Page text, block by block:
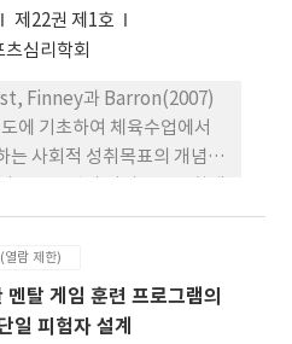
재능발달 측정의 타당성을
을 통해 논의했다.
에 미치는 성격특성의 영향
체활동 의도에 미치는 행동
은 남녀 학생일수록 신체활
것으로 나타났다.
제22권 제1호
츠심리학회
Finney과 Barron(2007)
에 기초하여 체육수업에서
는 사회적 성취목표의 개념적
본조사(N=844)에 참여하였
계, 탐색적 요인분석, 상관
다집단 분석을 통해 이루어
결과 19문항 3요인(사회적
사회적 수행회피)의 체육 사
열람 제한)
탈 게임 훈련 프로그램의
일 피험자 설계